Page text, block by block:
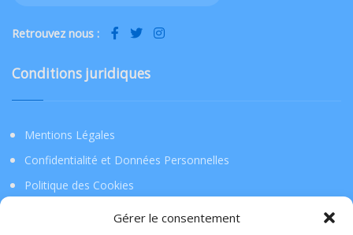
Gérer le consentement
Retrouvez nous :
Conditions juridiques
Mentions Légales
Confidentialité et Données Personnelles
Politique des Cookies
Téléchargez l’application !